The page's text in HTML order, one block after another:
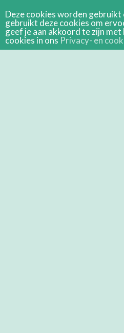
Deze cookies worden
gebruikt deze cookies om
geef je aan akkoord te zijn
cookies in ons Privacy- en